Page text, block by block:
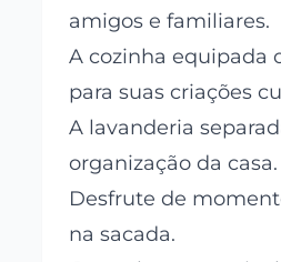
amigos e familiares.
A cozinha equipada
para suas criações
A lavanderia
organização da casa.
Desfrute de
na sacada.